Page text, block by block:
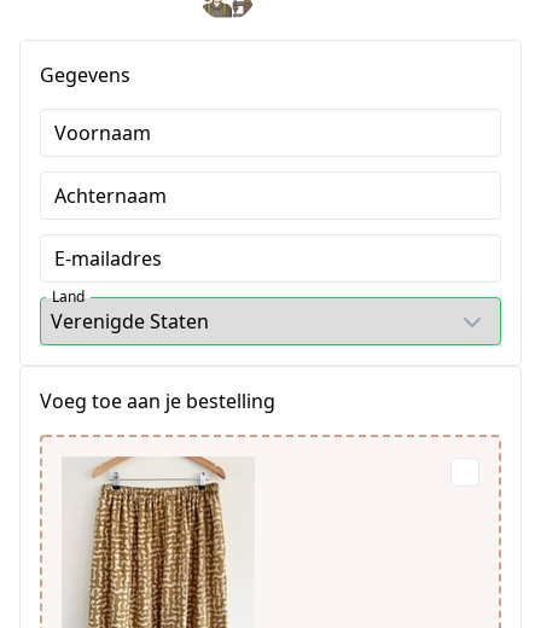
Gegevens
Voornaam
Achternaam
E-mailadres
Land
Voeg toe aan je bestelling